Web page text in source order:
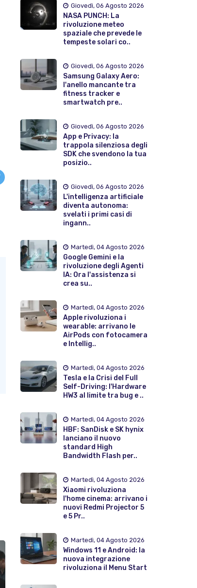
Giovedì, 06 Agosto 2026
NASA PUNCH: La
rivoluzione meteo
spaziale che prevede le
tempeste solari co..
Giovedì, 06 Agosto 2026
Samsung Galaxy Aero:
l'anello mancante tra
fitness tracker e
smartwatch pre..
Giovedì, 06 Agosto 2026
App e Privacy: la
trappola silenziosa degli
SDK che svendono la tua
posizio..
Giovedì, 06 Agosto 2026
L'intelligenza artificiale
diventa autonoma:
svelati i primi casi di
ingann..
Martedì, 04 Agosto 2026
Google Gemini e la
rivoluzione degli Agenti
IA: Ora l'assistenza si
crea su..
Martedì, 04 Agosto 2026
Apple rivoluziona i
wearable: arrivano le
AirPods con fotocamera
e Intellig..
Martedì, 04 Agosto 2026
Tesla e la Crisi del Full
Self-Driving: l'Hardware
HW3 al limite tra bug e ..
Martedì, 04 Agosto 2026
HBF: SanDisk e SK hynix
lanciano il nuovo
standard High
Bandwidth Flash per..
Martedì, 04 Agosto 2026
Xiaomi rivoluziona
l'home cinema: arrivano i
nuovi Redmi Projector 5
e 5 Pr..
Martedì, 04 Agosto 2026
Windows 11 e Android: la
nuova integrazione
rivoluziona il Menu Start